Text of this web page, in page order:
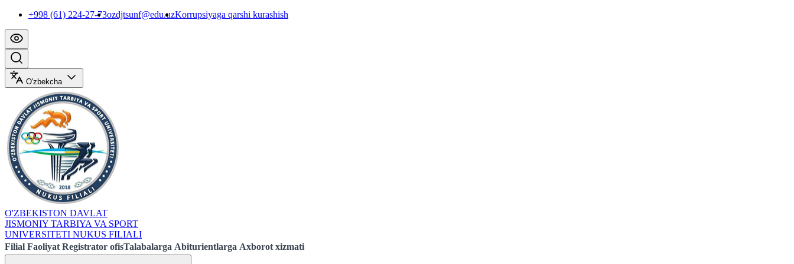
+998 (61) 224-27-73ozdjtsunf@edu.uzKorrupsiyaga qarshi kurashish
O'zbekcha
O'ZBEKISTON DAVLAT
JISMONIY TARBIYA VA SPORT
UNIVERSITETI NUKUS FILIALI
Filial Faoliyat Registrator ofisTalabalarga Abiturientlarga Axborot xizmati